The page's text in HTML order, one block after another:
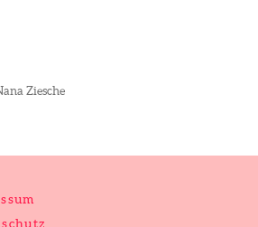
Ziesche